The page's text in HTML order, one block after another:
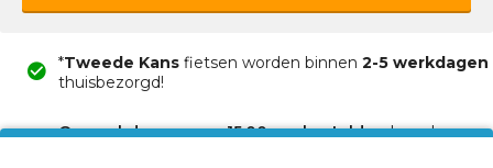
Op werkdagen voor 15:00 uur besteld, volgende
*Tweede Kansfietsen worden binnen 2-5 werkdagen
thuisbezorgd!